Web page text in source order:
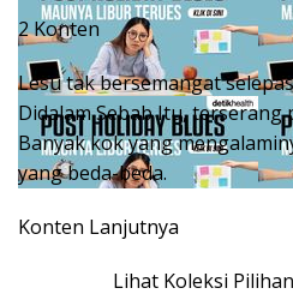
2 Konten
Lesu tak bersemangat
Didalam Sebab Itu, terserang
Banyak kok yang
yang beda-beda.
Konten Lanjutnya
Lihat Koleksi